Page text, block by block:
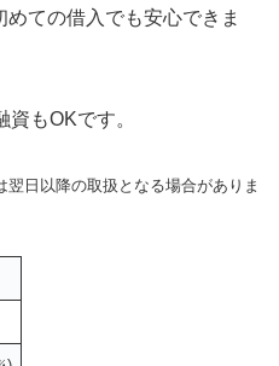
ての借入でも安心できま
もOKです。
日以降の取扱となる場合がありま